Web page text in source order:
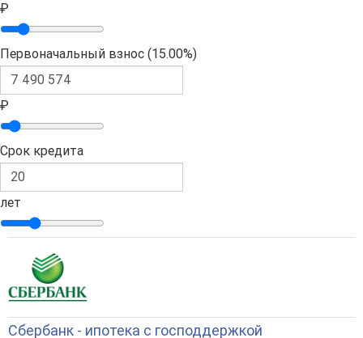
₽
Первоначальный взнос (15.00%)
₽
Срок кредита
лет
Сбербанк - ипотека с господдержкой